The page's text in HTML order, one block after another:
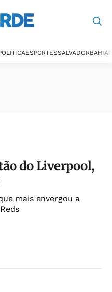
ESPORTESSALVADORBAHIA
do Liverpool,
mais envergou a